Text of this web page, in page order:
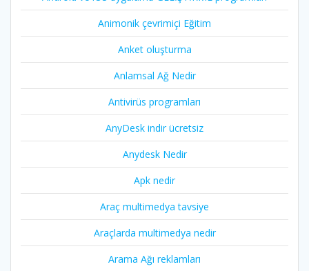
Animonik çevrimiçi Eğitim
Anket oluşturma
Anlamsal Ağ Nedir
Antivirüs programları
AnyDesk indir ücretsiz
Anydesk Nedir
Apk nedir
Araç multimedya tavsiye
Araçlarda multimedya nedir
Arama Ağı reklamları